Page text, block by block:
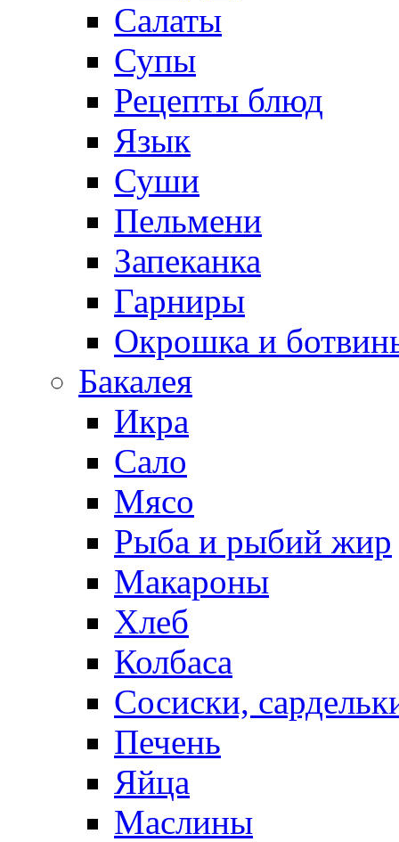
Салаты
Супы
Рецепты блюд
Язык
Суши
Пельмени
Запеканка
Гарниры
Окрошка и
Бакалея
Икра
Сало
Мясо
Рыба и рыбий жир
Макароны
Хлеб
Колбаса
Сосиски,
Печень
Яйца
Маслины